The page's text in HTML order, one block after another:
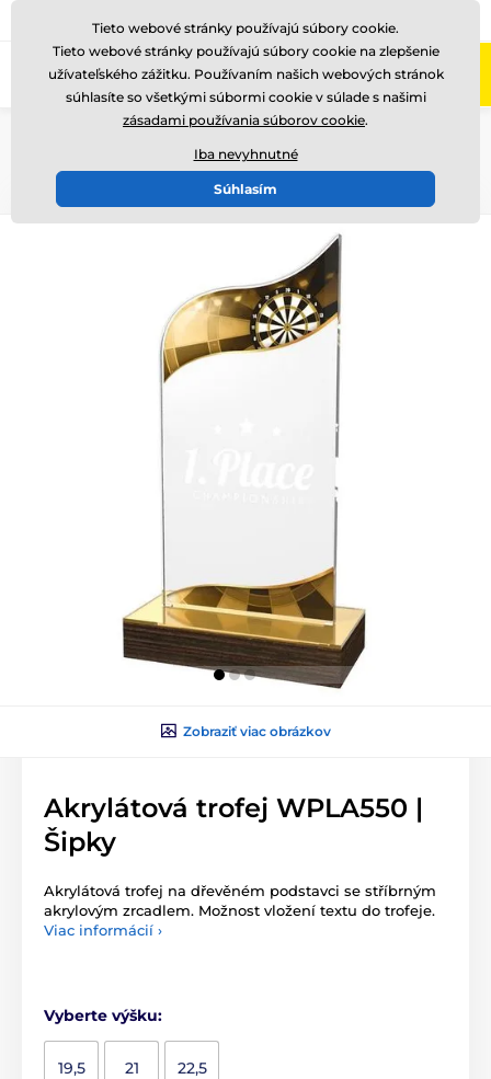
Zavolajte nám (Po-Pi 8-17) +421220255160
WPLA 501-
Zobraziť viac obrázkov
Akrylátová trofej WPLA550 |
Šipky
Akrylátová trofej na dřevěném podstavci se stříbrným
akrylovým zrcadlem. Možnost vložení textu do trofeje.
Viac informácií ›
Vyberte výšku:
19,5 21 22,5
Tieto webové stránky používajú súbory cookie.
Tieto webové stránky používajú súbory cookie na zlepšenie
užívateľského zážitku. Používaním našich webových stránok
súhlasíte so všetkými súbormi cookie v súlade s našimi
zásadami používania súborov cookie.
Iba nevyhnutné
Súhlasím